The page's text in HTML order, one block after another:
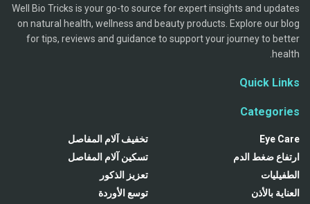
Well Bio Tricks is your go-to source for expert insights and updates
on natural health, wellness and beauty products. Explore our blog
for tips, reviews and guidance to support your journey to better
health.
Quick Links
Categories
Eye Care
ارتفاع ضغط الدم
الطفيليات
العناية بالأذن
تخفيف آلام المفاصل
تسكين آلام المفاصل
تعزيز الذكور
توسع الأوردة